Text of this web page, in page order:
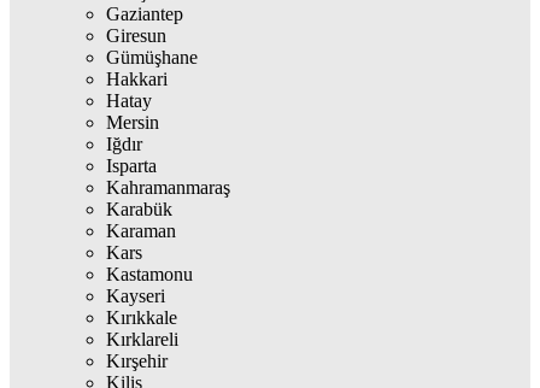
Gaziantep
Giresun
Gümüşhane
Hakkari
Hatay
Mersin
Iğdır
Isparta
Kahramanmaraş
Karabük
Karaman
Kars
Kastamonu
Kayseri
Kırıkkale
Kırklareli
Kırşehir
Kilis